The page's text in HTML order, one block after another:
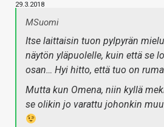
29.3.2018
MSuomi
Itse laittaisin tuon pylpyrän
näytön yläpuolelle, kuin että se
osan… Hyi hitto, että tuo on
Mutta kun Omena, niin kyllä
se olikin jo varattu johonkin